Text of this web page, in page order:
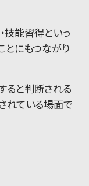
技能習得といっ
とにもつながり
ると判断される
れている場面で